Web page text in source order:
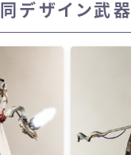
同デザイン武器